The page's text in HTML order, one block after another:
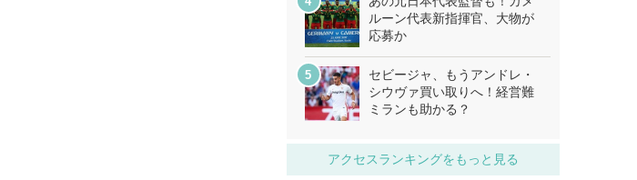
ルーン代表新指揮官、大物が
応募か
セビージャ、もうアンドレ・
シウヴァ買い取りへ！経営難
ミランも助かる？
アクセスランキングをもっと見る